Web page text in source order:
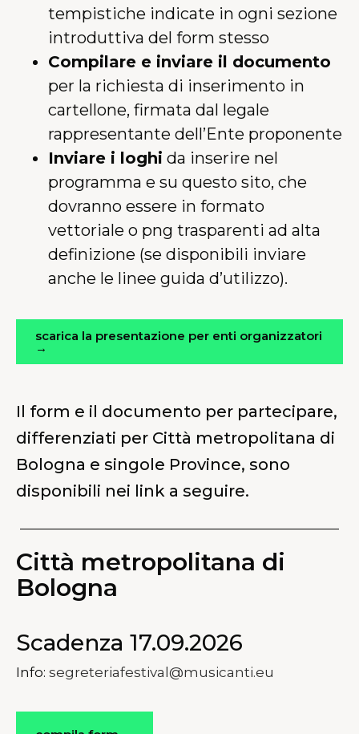
tempistiche indicate in ogni sezione
introduttiva del form stesso
Compilare e inviare il documento
per la richiesta di inserimento in
cartellone, firmata dal legale
rappresentante dell’Ente proponente
Inviare i loghi da inserire nel
programma e su questo sito, che
dovranno essere in formato
vettoriale o png trasparenti ad alta
definizione (se disponibili inviare
anche le linee guida d’utilizzo).
scarica la presentazione per enti organizzatori
→
Il form e il documento per partecipare,
differenziati per Città metropolitana di
Bologna e singole Province, sono
disponibili nei link a seguire.
Città metropolitana di
Bologna
Scadenza 17.09.2026
Info: segreteriafestival@musicanti.eu